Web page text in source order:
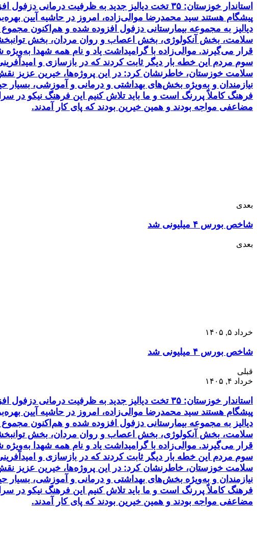
استاندار خوزستان: ۳۵ تخت دیالیز جدید به ظرفیت
سلامت، بخش آنکولوژی، بخش اعصاب و روان مردان، بخش
قرار می‌گیرند. موالی‌زاده با گرامیداشت یاد و نام همه شهدا
سوم مردم این خطه بار دیگر ثابت کردند که در بازسازی و
سلامت خوزستان، خاطرنشان کرد: در این پروژه‌ها، خیرین عزیز
نیازمندان و به‌ویژه بخش‌های بهداشتی و درمانی و آموزشی،
فرهنگ کاملاً پررنگ است و ما باید تلاش کنیم این فرهنگ نیکو در
مضاعفی مواجه بودند و همین خیرین بودند که پای کار آمدند.
بعدی
شاخص بورس ۴ میلیونی شد
بعدی
خرداد ۵, ۱۴۰۵
شاخص بورس ۴ میلیونی شد
قبلی
خرداد ۴, ۱۴۰۵
استاندار خوزستان: ۳۵ تخت دیالیز جدید به ظرفیت
سلامت، بخش آنکولوژی، بخش اعصاب و روان مردان، بخش
قرار می‌گیرند. موالی‌زاده با گرامیداشت یاد و نام همه شهدا
سوم مردم این خطه بار دیگر ثابت کردند که در بازسازی و
سلامت خوزستان، خاطرنشان کرد: در این پروژه‌ها، خیرین عزیز
نیازمندان و به‌ویژه بخش‌های بهداشتی و درمانی و آموزشی،
فرهنگ کاملاً پررنگ است و ما باید تلاش کنیم این فرهنگ نیکو در
مضاعفی مواجه بودند و همین خیرین بودند که پای کار آمدند.